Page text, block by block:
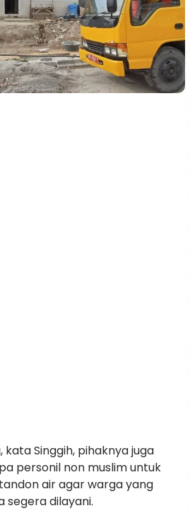
Singgih, pihaknya juga
personil non muslim untuk
air agar warga yang
segera dilayani.